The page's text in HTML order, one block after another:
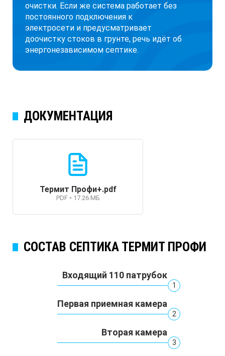
очистки. Если же система работает без
постоянного подключения к
электросети и предусматривает
доочистку стоков в грунте, речь идёт об
энергонезависимом септике.
ДОКУМЕНТАЦИЯ
Термит Профи+.pdf
PDF • 17.26 МБ
СОСТАВ СЕПТИКА ТЕРМИТ ПРОФИ
Входящий 110 патрубок
1
Первая приемная камера
2
Вторая камера
3